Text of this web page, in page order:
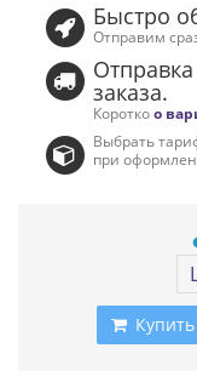
Быстро
Отправим
заказа.
Короткоо
Выбрать
при
Купить